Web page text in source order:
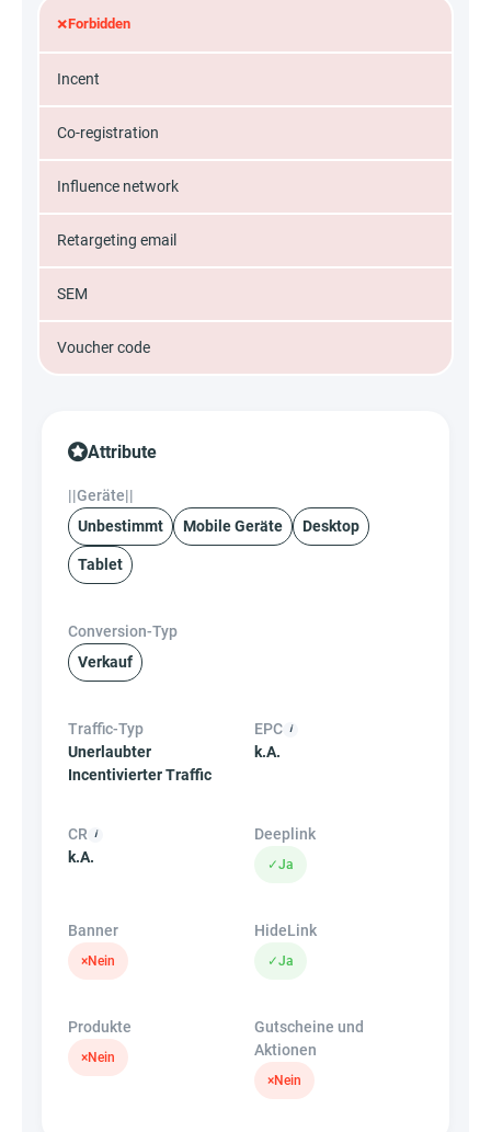
×Forbidden
Incent
Co-registration
Influence network
Retargeting email
SEM
Voucher code
Attribute
||Geräte||
Unbestimmt
Mobile Geräte Desktop
Tablet
Conversion-Typ
Verkauf
Traffic-Typ
Unerlaubter
Incentivierter Traffic
EPC
k.A.
CR
k.A.
Deeplink
✓Ja
Banner
×Nein
HideLink
✓Ja
Produkte
×Nein
Gutscheine und
Aktionen
×Nein